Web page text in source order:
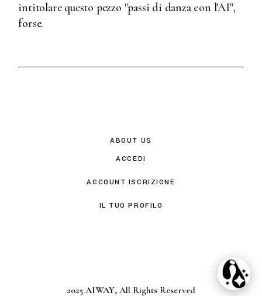
intitolare questo pezzo "passi di danza con l'AI",
forse.
ABOUT US
ACCEDI
ACCOUNT ISCRIZIONE
IL TUO PROFILO
2025 AIWAY, All Rights Reserved